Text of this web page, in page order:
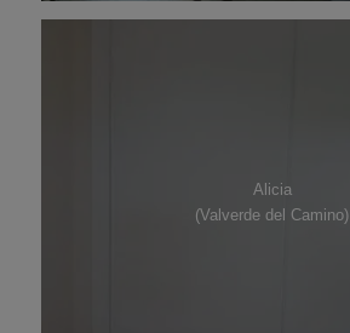
Alicia
(Valverde del Camino)